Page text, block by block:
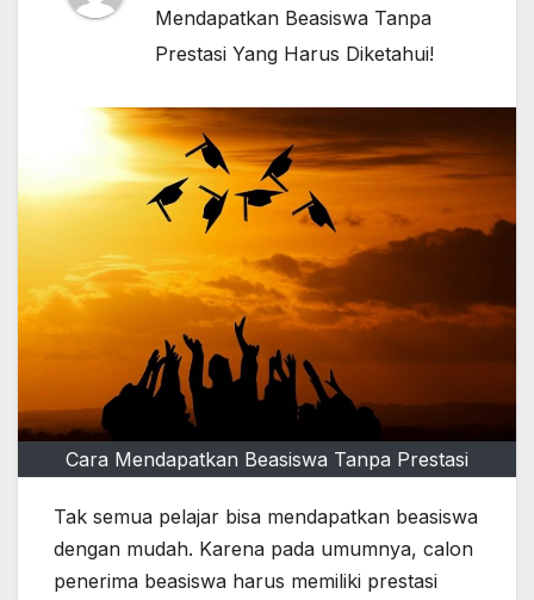
Mendapatkan Beasiswa Tanpa
Prestasi Yang Harus Diketahui!
Cara Mendapatkan Beasiswa Tanpa Prestasi
Tak semua pelajar bisa mendapatkan beasiswa
dengan mudah. Karena pada umumnya, calon
penerima beasiswa harus memiliki prestasi